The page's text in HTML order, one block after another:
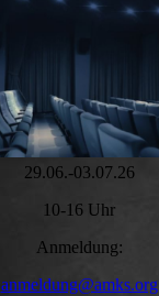
29.06.-03.07.26
10-16 Uhr
Anmeldung:
anmeldung@amks.org